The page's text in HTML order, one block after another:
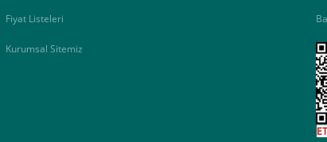
Fiyat Listeleri
Kurumsal Sitemiz